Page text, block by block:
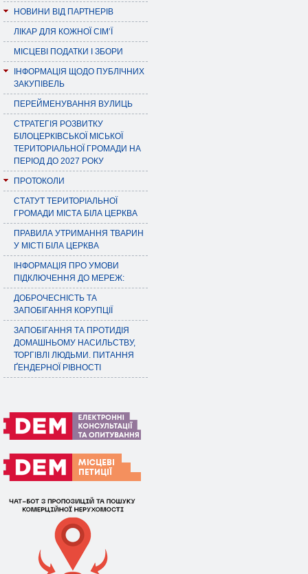
НОВИНИ ВІД ПАРТНЕРІВ
ЛІКАР ДЛЯ КОЖНОЇ СІМ’Ї
МІСЦЕВІ ПОДАТКИ І ЗБОРИ
ІНФОРМАЦІЯ ЩОДО ПУБЛІЧНИХ
ЗАКУПІВЕЛЬ
ПЕРЕЙМЕНУВАННЯ ВУЛИЦЬ
СТРАТЕГІЯ РОЗВИТКУ
БІЛОЦЕРКІВСЬКОЇ МІСЬКОЇ
ТЕРИТОРІАЛЬНОЇ ГРОМАДИ НА
ПЕРІОД ДО 2027 РОКУ
ПРОТОКОЛИ
СТАТУТ ТЕРИТОРІАЛЬНОЇ
ГРОМАДИ МІСТА БІЛА ЦЕРКВА
ПРАВИЛА УТРИМАННЯ ТВАРИН
У МІСТІ БІЛА ЦЕРКВА
ІНФОРМАЦІЯ ПРО УМОВИ
ПІДКЛЮЧЕННЯ ДО МЕРЕЖ:
ДОБРОЧЕСНІСТЬ ТА
ЗАПОБІГАННЯ КОРУПЦІЇ
ЗАПОБІГАННЯ ТА ПРОТИДІЯ
ДОМАШНЬОМУ НАСИЛЬСТВУ,
ТОРГІВЛІ ЛЮДЬМИ. ПИТАННЯ
ҐЕНДЕРНОЇ РІВНОСТІ